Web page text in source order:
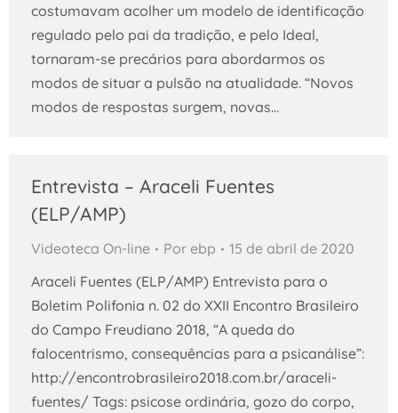
costumavam acolher um modelo de identificação
regulado pelo pai da tradição, e pelo Ideal,
tornaram-se precários para abordarmos os
modos de situar a pulsão na atualidade. “Novos
modos de respostas surgem, novas…
Entrevista – Araceli Fuentes
(ELP/AMP)
Videoteca On-line Por ebp
15 de abril de 2020
Araceli Fuentes (ELP/AMP) Entrevista para o
Boletim Polifonia n. 02 do XXII Encontro Brasileiro
do Campo Freudiano 2018, “A queda do
falocentrismo, consequências para a psicanálise”:
http://encontrobrasileiro2018.com.br/araceli-
fuentes/ Tags: psicose ordinária, gozo do corpo,